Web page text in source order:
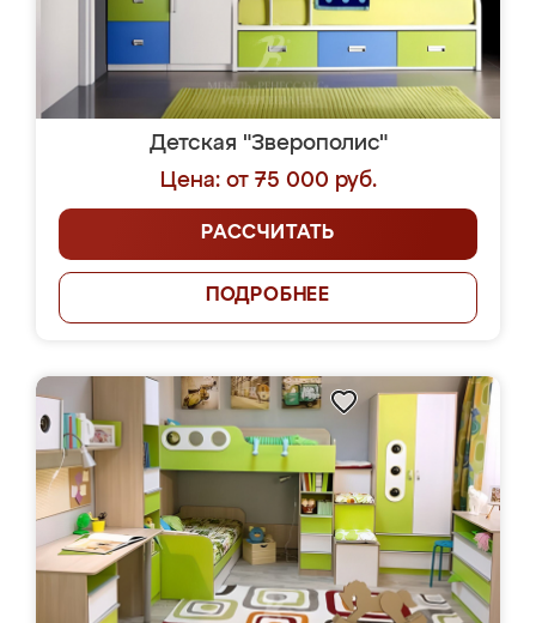
Детская "Зверополис"
Цена: от 75 000 руб.
РАССЧИТАТЬ
ПОДРОБНЕЕ